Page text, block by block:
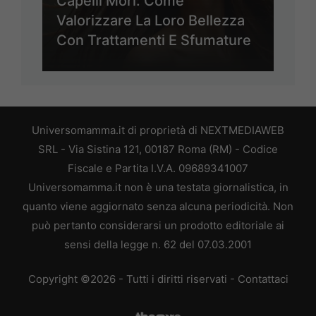
Valorizzare La Loro Bellezza
Con Trattamenti E Sfumature
Universomamma.it di proprietà di NEXTMEDIAWEB
SRL - Via Sistina 121, 00187 Roma (RM) - Codice
Fiscale e Partita I.V.A. 09689341007
Universomamma.it non è una testata giornalistica, in
quanto viene aggiornato senza alcuna periodicità. Non
può pertanto considerarsi un prodotto editoriale ai
sensi della legge n. 62 del 07.03.2001
Copyright ©2026 - Tutti i diritti riservati - Contattaci